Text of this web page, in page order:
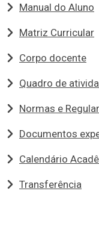
Manual do Aluno
Matriz Curricular
Corpo docente
Quadro de
Normas e
Documentos
Calendário
Transferência